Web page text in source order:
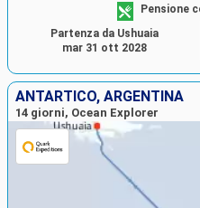
Pensione
Partenza da Ushuaia
mar 31 ott 2028
ANTARTICO, ARGENTINA
14 giorni, Ocean Explorer